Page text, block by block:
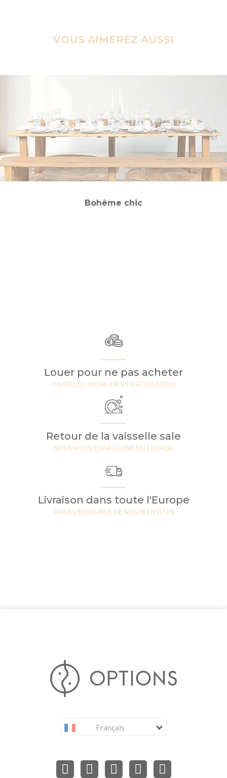
VOUS AIMEREZ AUSSI
Bohême chic
Louer pour ne pas acheter
VAISSELLE, MOBILIER ET DECORATION
Retour de la vaisselle sale
NOUS NOUS CHARGEONS DU LAVAGE
Livraison dans toute l'Europe
DANS L'ENSEMBLE DE NOS 19 ENTITES
Français